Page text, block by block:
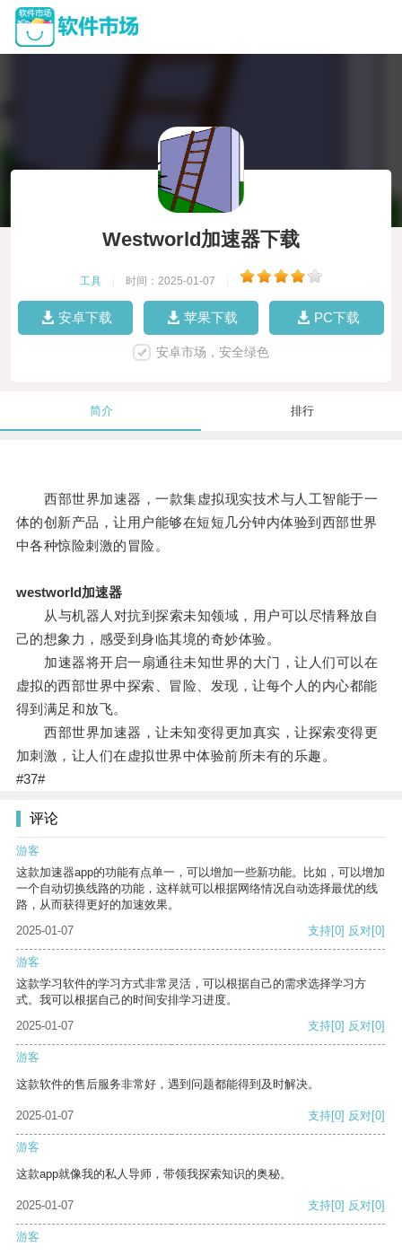
Westworld加速器下载
工具 时间：2025-01-07
安卓下载 苹果下载 PC下载
安卓市场，安全绿色
简介 排行
西部世界加速器，一款集虚拟现实技术与人工智能于一
体的创新产品，让用户能够在短短几分钟内体验到西部世界
中各种惊险刺激的冒险。
westworld加速器
从与机器人对抗到探索未知领域，用户可以尽情释放自
己的想象力，感受到身临其境的奇妙体验。
加速器将开启一扇通往未知世界的大门，让人们可以在
虚拟的西部世界中探索、冒险、发现，让每个人的内心都能
得到满足和放飞。
西部世界加速器，让未知变得更加真实，让探索变得更
加刺激，让人们在虚拟世界中体验前所未有的乐趣。
#37#
评论
游客
这款加速器app的功能有点单一，可以增加一些新功能。比如，可以增加
一个自动切换线路的功能，这样就可以根据网络情况自动选择最优的线
路，从而获得更好的加速效果。
2025-01-07
支持[0] 反对[0]
游客
这款学习软件的学习方式非常灵活，可以根据自己的需求选择学习方
式。我可以根据自己的时间安排学习进度。
2025-01-07
支持[0] 反对[0]
游客
这款软件的售后服务非常好，遇到问题都能得到及时解决。
2025-01-07 支持[0] 反对[0]
游客
这款app就像我的私人导师，带领我探索知识的奥秘。
2025-01-07 支持[0] 反对[0]
游客